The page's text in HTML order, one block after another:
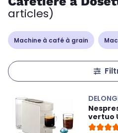
articles)
Machine à café à grain
vertuo